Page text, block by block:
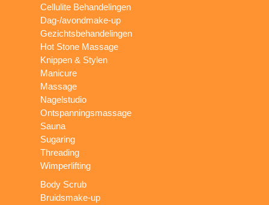
Cellulite Behandelingen
Dag-/avondmake-up
Gezichtsbehandelingen
Hot Stone Massage
Knippen & Stylen
Manicure
Massage
Nagelstudio
Ontspanningsmassage
Sauna
Sugaring
Threading
Wimperlifting
Body Scrub
Bruidsmake-up